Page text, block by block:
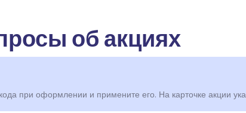
об акциях
при оформлении и примените его. На карточке акции